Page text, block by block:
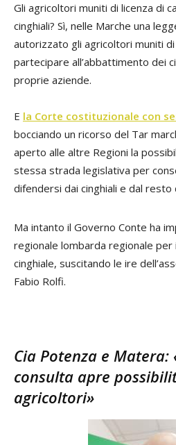
Gli agricoltori muniti di licenza di
cinghiali? Sì, nelle Marche una
autorizzato gli agricoltori muniti di
partecipare all’abbattimento dei
proprie aziende.
E la Corte costituzionale con
bocciando un ricorso del Tar
aperto alle altre Regioni la
stessa strada legislativa per
difendersi dai cinghiali e dal resto
Ma intanto il Governo Conte ha
regionale lombarda regionale
cinghiale, suscitando le ire
Fabio Rolfi.
Cia Potenza e Matera:
consulta apre
agricoltori»